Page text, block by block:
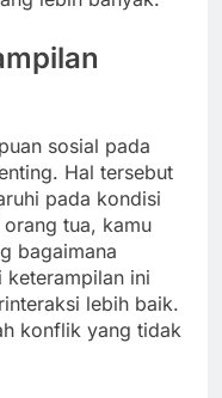
sosial pada
Hal tersebut
pada kondisi
tua, kamu
bagaimana
keterampilan ini
lebih baik.
konflik yang tidak